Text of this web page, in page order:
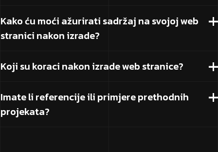
Kako ću moći ažurirati sadržaj na svojoj web
stranici nakon izrade?
Koji su koraci nakon izrade web stranice?
Imate li referencije ili primjere prethodnih
projekata?